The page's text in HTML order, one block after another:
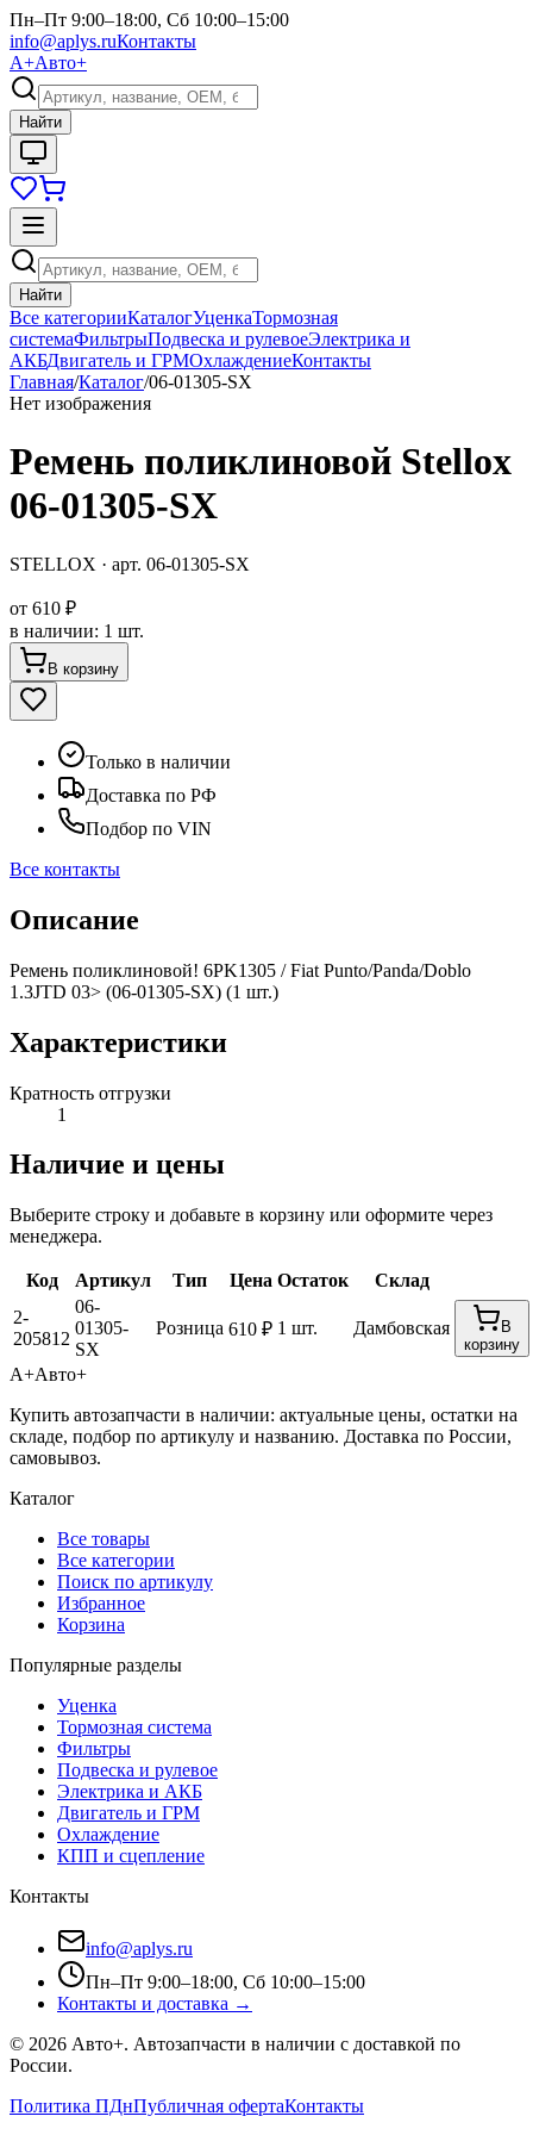
Пн–Пт 9:00–18:00, Сб 10:00–15:00
info@aplys.ruКонтакты
А+Авто+
Найти
Найти
Все категорииКаталогУценкаТормозная
системаФильтрыПодвеска и рулевоеЭлектрика и
АКБДвигатель и ГРМОхлаждениеКонтакты
Главная/Каталог/06-01305-SX
Нет изображения
Ремень поликлиновой Stellox
06-01305-SX
STELLOX · арт. 06-01305-SX
от 610 ₽
в наличии: 1 шт.
В корзину
Только в наличии
Доставка по РФ
Подбор по VIN
Все контакты
Описание
Ремень поликлиновой! 6PK1305 / Fiat Punto/Panda/Doblo
1.3JTD 03> (06-01305-SX) (1 шт.)
Характеристики
Кратность отгрузки
1
Наличие и цены
Выберите строку и добавьте в корзину или оформите через
менеджера.
Код Артикул Тип Цена Остаток
Склад
2-
205812
06-
01305-
SX
Розница 610 ₽ 1 шт. Дамбовская
В
корзину
А+Авто+
Купить автозапчасти в наличии: актуальные цены, остатки на
складе, подбор по артикулу и названию. Доставка по России,
самовывоз.
Каталог
Все товары
Все категории
Поиск по артикулу
Избранное
Корзина
Популярные разделы
Уценка
Тормозная система
Фильтры
Подвеска и рулевое
Электрика и АКБ
Двигатель и ГРМ
Охлаждение
КПП и сцепление
Контакты
info@aplys.ru
Пн–Пт 9:00–18:00, Сб 10:00–15:00
Контакты и доставка →
© 2026 Авто+. Автозапчасти в наличии с доставкой по
России.
Политика ПДнПубличная офертаКонтакты